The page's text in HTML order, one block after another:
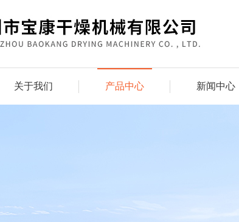
关于我们 产品中心 新闻中心